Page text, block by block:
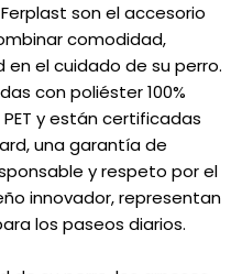
son el accesorio
comodidad,
el cuidado de su perro.
con poliéster 100%
y están certificadas
una garantía de
y respeto por el
innovador, representan
los paseos diarios.